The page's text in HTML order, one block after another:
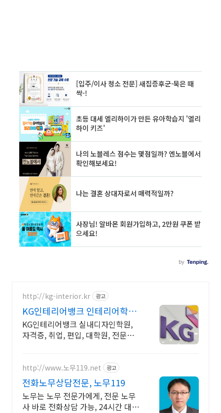
http://kg-interior.kr 광고
KG인테리어뱅크 인테리어학원
신규문의 홈페이지 입니다
KG인테리어뱅크 실내디자인학원,
자격증, 취업, 편입, 대학원, 전문상
http://www.노무119.net 광고
전화노무상담전문, 노무119
노무는 노무 전문가에게, 전문 노무
사 바로 전화상담 가능, 24시간 대기